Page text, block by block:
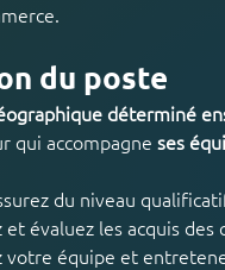
du poste
déterminé
qui accompagne ses
du niveau
évaluez les acquis des
votre équipe et